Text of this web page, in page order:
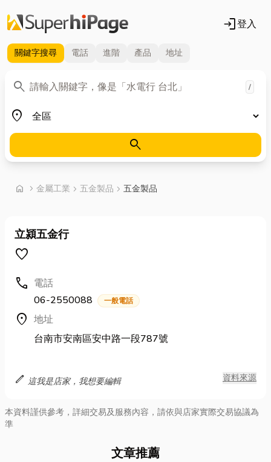
login登入
關鍵字搜尋 電話 進階 產品 地址
search
關鍵字 /
place
地區
search
home chevron_right 首頁
金屬工業 chevron_right 五金製品 chevron_right 五金製品
立潁五金行
favorite
call 電話
06-2550088
一般電話
location_on 地址
台南市安南區安中路一段787號
edit 這我是店家，我想要編輯 資料來源
本資料謹供參考，詳細交易及服務內容，請依與店家實際交易協議為
準
文章推薦